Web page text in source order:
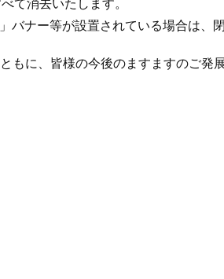
て消去いたします。
バナー等が設置されている場合は、
もに、皆様の今後のますますのご発